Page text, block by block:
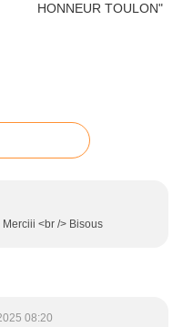
<br /> Bisous
08:20